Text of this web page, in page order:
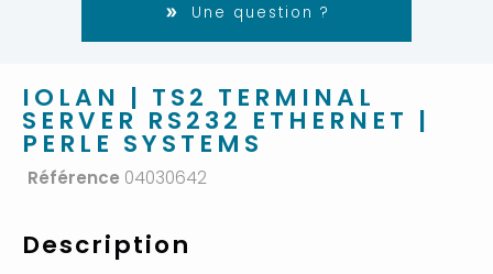
Une question ?
IOLAN | TS2 TERMINAL
SERVER RS232 ETHERNET |
PERLE SYSTEMS
Référence 04030642
Description